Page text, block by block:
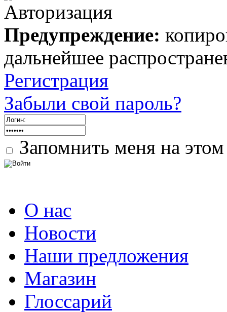
Авторизация
Предупреждение:
дальнейшее
Регистрация
Забыли свой пароль?
Запомнить меня на
О нас
Новости
Наши предложения
Магазин
Глоссарий